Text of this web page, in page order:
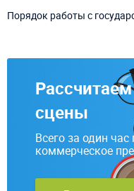
Порядок работы с
сцены
Всего за один
коммерческое